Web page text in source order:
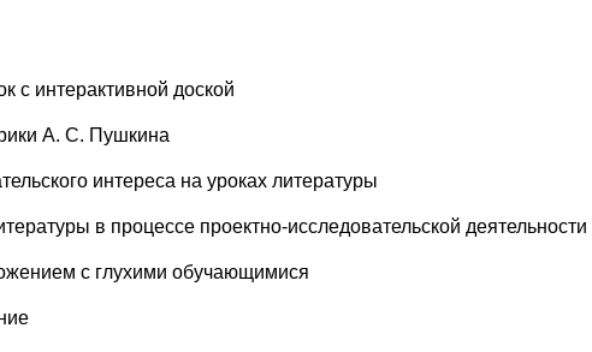
с интерактивной доской
А. С. Пушкина
интереса на уроках литературы
в процессе проектно-исследовательской деятельности
с глухими обучающимися